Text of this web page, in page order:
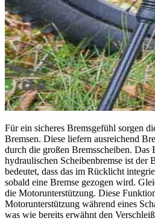
Für ein sicheres Bremsgefühl sorgen
Bremsen. Diese liefern ausreichend
durch die großen Bremsscheiben. Das
hydraulischen Scheibenbremse ist der
bedeutet, dass das im Rücklicht
sobald eine Bremse gezogen wird.
die Motorunterstützung. Diese
Motorunterstützung während eines
was wie bereits erwähnt den